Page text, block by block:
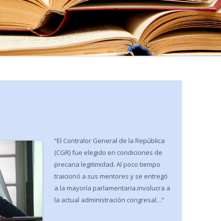
“El Contralor General de la República
(CGR) fue elegido en condiciones de
precaria legiti­midad. Al poco tiempo
traicionó a sus mentores y se entregó
a la mayoría parlamentaria.involucra a
la actual admi­nistración congresal…”